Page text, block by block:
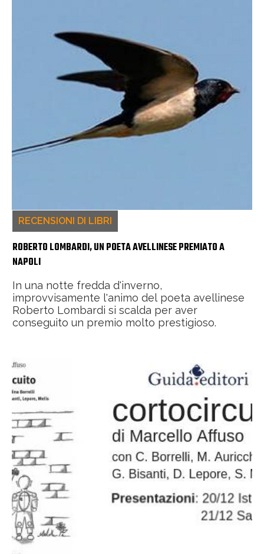
RECENSIONI DI LIBRI
ROBERTO LOMBARDI, UN POETA AVELLINESE PREMIATO A
NAPOLI
In una notte fredda d'inverno,
improvvisamente l'animo del poeta avellinese
Roberto Lombardi si scalda per aver
conseguito un premio molto prestigioso.